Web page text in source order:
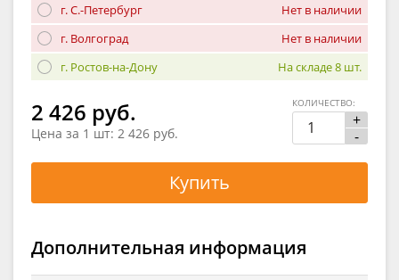
г. С.-Петербург
Нет в наличии
г. Волгоград
Нет в наличии
г. Ростов-на-Дону
На складе 8 шт.
2 426 руб.
Цена за 1 шт: 2 426 руб.
+
-
КОЛИЧЕСТВО:
Купить
Дополнительная информация